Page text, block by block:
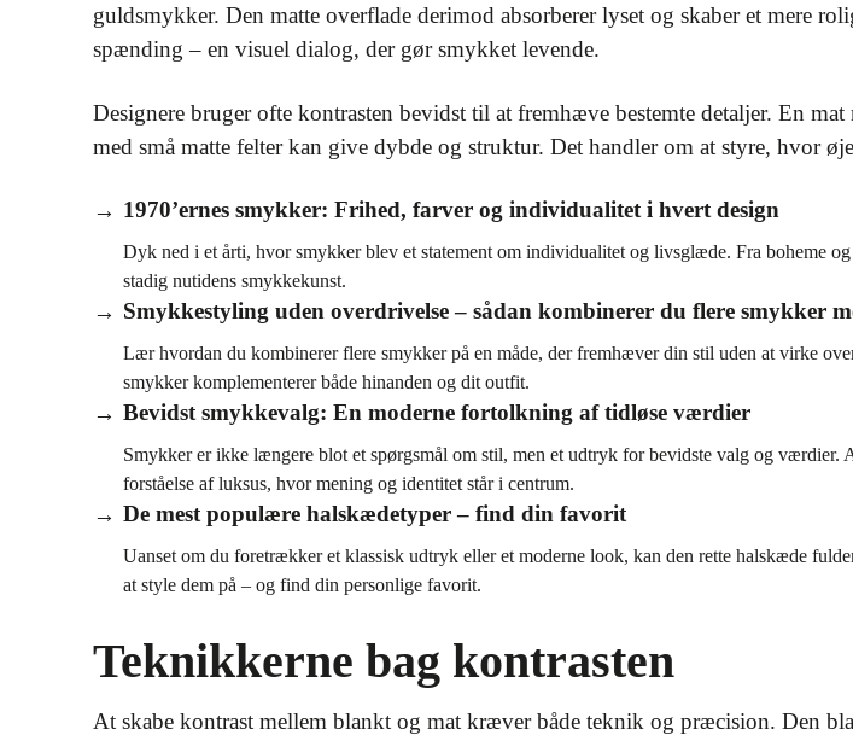
guldsmykker. Den matte overflade derimod absorberer lyset og skaber et mere
spænding – en visuel dialog, der gør smykket levende.
Designere bruger ofte kontrasten bevidst til at fremhæve bestemte detaljer. En
med små matte felter kan give dybde og struktur. Det handler om at styre, hvor
1970’ernes smykker: Frihed, farver og individualitet i hvert design
Dyk ned i et årti, hvor smykker blev et statement om individualitet og livsglæde. Fra boheme
stadig nutidens smykkekunst.
Smykkestyling uden overdrivelse – sådan kombinerer du flere smykker
Lær hvordan du kombinerer flere smykker på en måde, der fremhæver din stil uden at virke
smykker komplementerer både hinanden og dit outfit.
Bevidst smykkevalg: En moderne fortolkning af tidløse værdier
Smykker er ikke længere blot et spørgsmål om stil, men et udtryk for bevidste valg og
forståelse af luksus, hvor mening og identitet står i centrum.
De mest populære halskædetyper – find din favorit
Uanset om du foretrækker et klassisk udtryk eller et moderne look, kan den rette halskæde
at style dem på – og find din personlige favorit.
Teknikkerne bag kontrasten
At skabe kontrast mellem blankt og mat kræver både teknik og præcision. Den